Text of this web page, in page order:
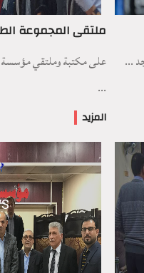
...
ملتقى المجموعة
على مكتبة وملتقي مؤسسة
...
المزيد